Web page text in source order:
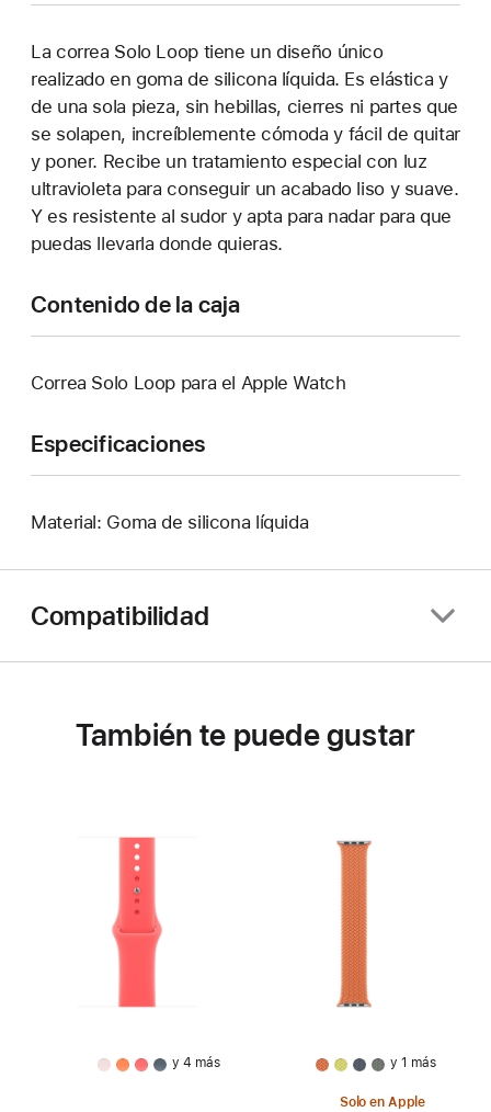
La correa Solo Loop tiene un diseño único
realizado en goma de silicona líquida. Es elástica y
de una sola pieza, sin hebillas, cierres ni partes que
se solapen, increíblemente cómoda y fácil de quitar
y poner. Recibe un tratamiento especial con luz
ultravioleta para conseguir un acabado liso y suave.
Y es resistente al sudor y apta para nadar para que
puedas llevarla donde quieras.
Contenido de la caja
Correa Solo Loop para el Apple Watch
Especificaciones
Material: Goma de silicona líquida
Compatibilidad
También te puede gustar
y 4 más y 1 más
Solo en Apple